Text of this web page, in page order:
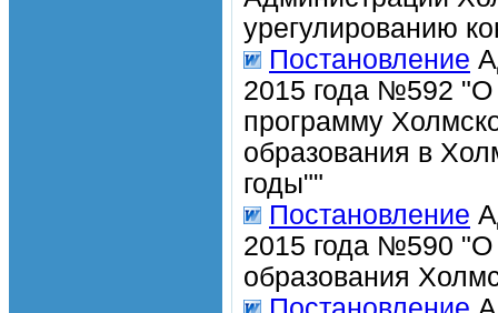
урегулированию
Постановление
2015 года №592 "О
программу
образования в
годы""
Постановление
2015 года №590 "О
образования